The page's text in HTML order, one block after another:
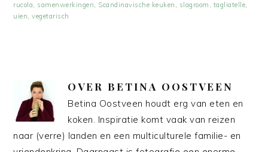
rucola, samenwerkingen, Scandinavische keuken , slagroom , tagliatelle,
uien,vegetarisch
OVER BETINA OOSTVEEN
Betina Oostveen houdt erg van eten en
koken. Inspiratie komt vaak van reizen
naar (verre) landen en een multiculturele familie- en